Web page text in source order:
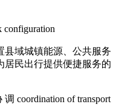
县域城镇能源、公共服务
居民出行提供便捷服务的
coordination of transport